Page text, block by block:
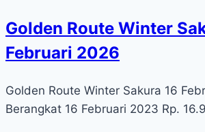
Golden Route Winter
Februari 2026
Golden Route Winter Sakura 16
Berangkat 16 Februari 2023 Rp.